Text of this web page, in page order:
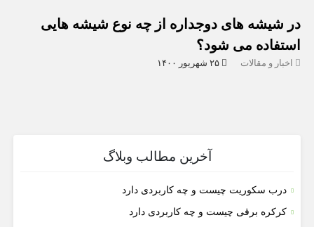
در شیشه های دوجداره از چه نوع شیشه هایی
استفاده می شود؟
اخبار و مقالات
آخرین مطالب وبلاگ
درب سکوریت چیست و چه کاربردی دارد
کرکره برقی چیست و چه کاربردی دارد